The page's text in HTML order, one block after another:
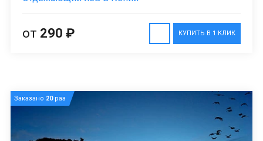
КУПИТЬ В 1 КЛИК
от 290 ₽
Заказано 20раз